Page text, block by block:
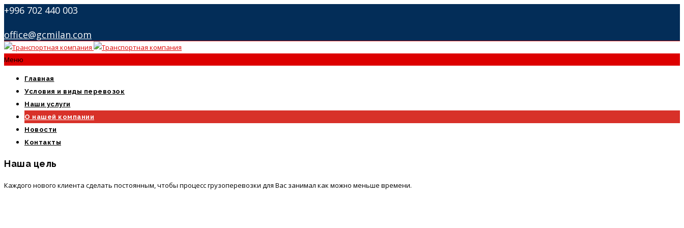
+996 702 440 003
office@gcmilan.com
Меню
Главная
Условия и виды перевозок
Наши услуги
О нашей компании
Новости
Контакты
Наша цель
Каждого нового клиента сделать постоянным, чтобы процесс грузоперевозки для Вас занимал как можно меньше времени.